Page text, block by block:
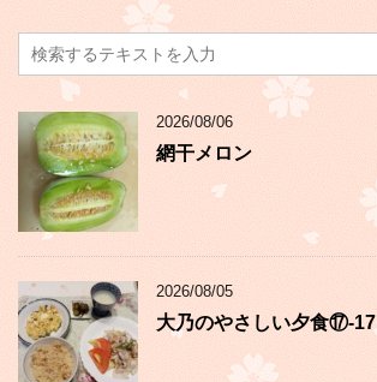
2026/08/06
網干メロン
2026/08/05
大乃のやさしい夕食⑰-17